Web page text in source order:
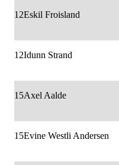
12Eskil Froisland
12Idunn Strand
15Axel Aalde
15Evine Westli Andersen